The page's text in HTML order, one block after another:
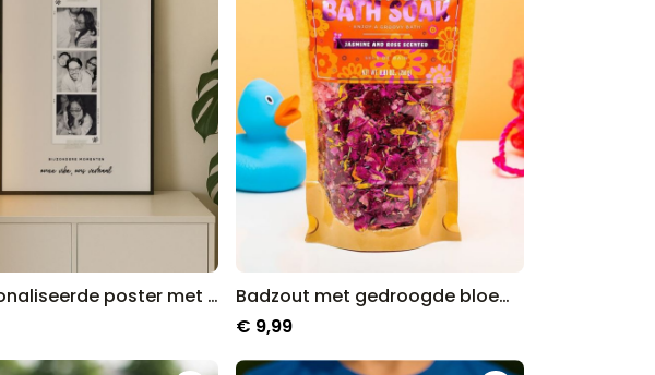
Gepersonaliseerde poster met fotostrips en tekst
Badzout met gedroogde bloemen
€ 9,99